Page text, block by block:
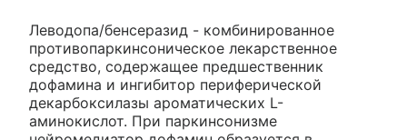
Леводопа/бенсеразид - комбинированное
противопаркинсоническое лекарственное
средство, содержащее предшественник
дофамина и ингибитор периферической
декарбоксилазы ароматических L-
аминокислот. При паркинсонизме